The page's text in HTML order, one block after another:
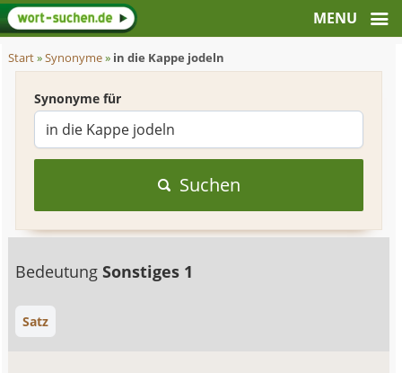
Start»Synonyme» in die Kappe jodeln
Synonyme für
Suchen
BedeutungSonstiges 1
Satz